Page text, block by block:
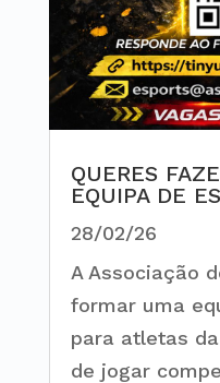
QUERES
EQUIPA DE
28/02/26
A Associação
formar uma
para atletas
de jogar